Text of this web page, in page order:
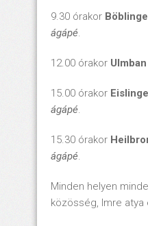
9.30 órakor
ágápé.
12.00 órakor Ulmban
15.00 órakor
ágápé.
15.30 órakor
ágápé.
Minden helyen
közösség, Imre atya